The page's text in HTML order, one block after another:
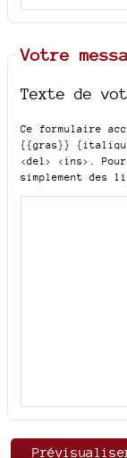
Votre
Texte de
Ce formulaire
{{gras}}
<del> <ins>
.
simplement des